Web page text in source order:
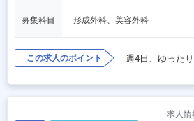
募集科目 形成外科、美容外科
この求人のポイント 週4日、ゆった
求人